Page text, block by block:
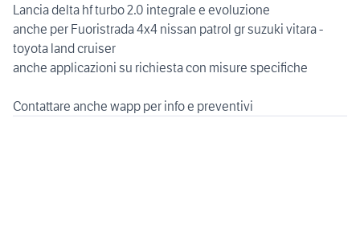
Lancia delta hf turbo 2.0 integrale e evoluzione
anche per Fuoristrada 4x4 nissan patrol gr suzuki vitara -
toyota land cruiser
anche applicazioni su richiesta con misure specifiche
Contattare anche wapp per info e preventivi